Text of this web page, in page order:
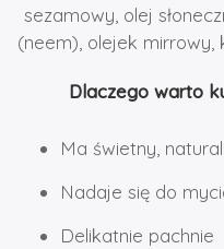
sezamowy, olej
(neem), olejek mirrowy,
Dlaczego warto
Ma świetny,
Nadaje się do
Delikatnie pachnie